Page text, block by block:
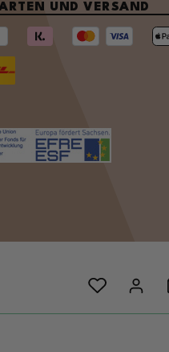
UND VERSAND